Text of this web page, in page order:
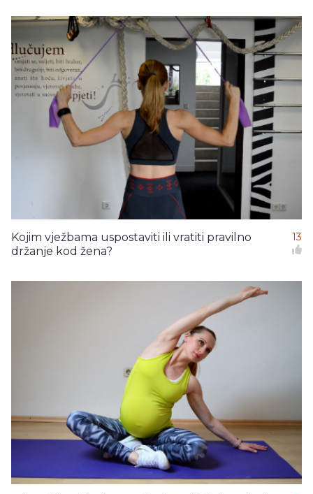
Kojim vježbama uspostaviti ili vratiti pravilno
držanje kod žena?
13